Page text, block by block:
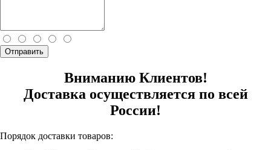
Отправить
Вниманию Клиентов!
Доставка осуществляется по всей
России!
Порядок доставки товаров: